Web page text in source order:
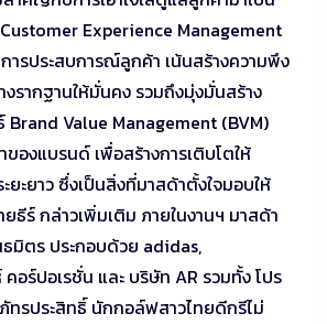
Experience Management
ารประสบการณ์ลูกค้า เน้นสร้างความพึง
รากฐานให้มั่นคง รวมถึงมุ่งมั่นสร้าง
Value Management (BVM)
ของแบรนด์ เพื่อสร้างการเติบโตให้
ยะยาว ซึ่งเป็นสิ่งที่มาสด้าตั้งใจมอบให้
ธีร์ กล่าวเพิ่มเติม ภายในงานฯ มาสด้า
มิตร ประกอบด้วย adidas,
อร์ปอเรชั่น และ บริษัท AR รวมทั้ง โปร
ทรประสิทธิ์ นักกอล์ฟสาวไทยดีกรีไม่